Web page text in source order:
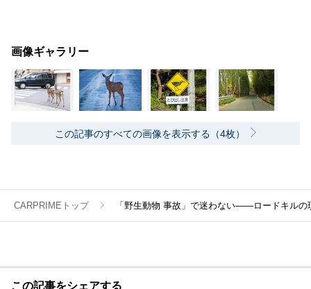
画像ギャラリー
この記事のすべての画像を表示する（4枚）
CARPRIMEトップ 「野生動物 事故」で迷わない――ロードキル
この記事をシェアする